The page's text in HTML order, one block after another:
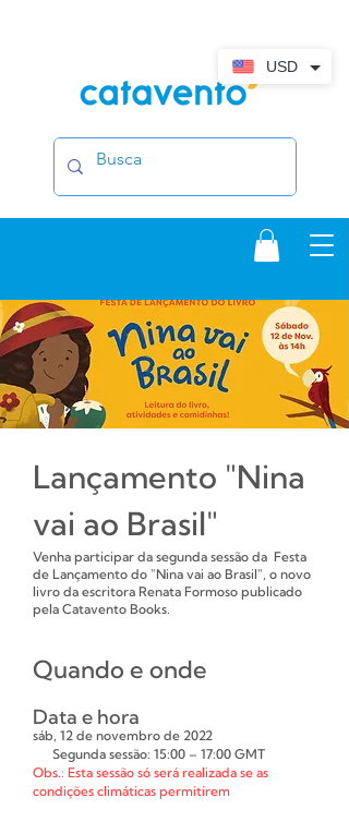
Lançamento "Nina
vai ao Brasil"
Venha participar da segunda sessão da Festa
de Lançamento do "Nina vai ao Brasil", o novo
livro da escritora Renata Formoso publicado
pela Catavento Books.
Quando e onde
Data e hora
sáb, 12 de novembro de 2022
Segunda sessão: 15:00 – 17:00 GMT
Obs.: Esta sessão só será realizada se as
condições climáticas permitirem
USD